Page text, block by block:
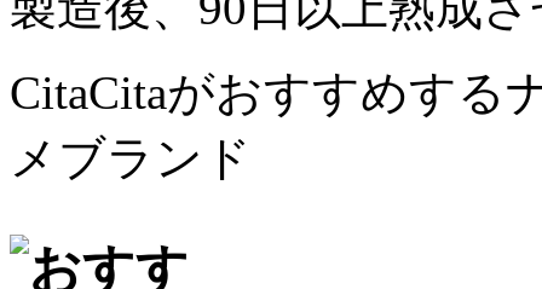
CitaCitaがおすすめする
メブランド